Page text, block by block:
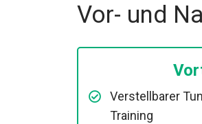
Vor- und
Verstellbarer
Training